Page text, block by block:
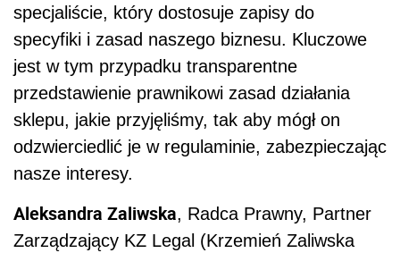
specjaliście, który dostosuje zapisy do
specyfiki i zasad naszego biznesu. Kluczowe
jest w tym przypadku transparentne
przedstawienie prawnikowi zasad działania
sklepu, jakie przyjęliśmy, tak aby mógł on
odzwierciedlić je w regulaminie, zabezpieczając
nasze interesy.
Aleksandra Zaliwska, Radca Prawny, Partner
Zarządzający KZ Legal (Krzemień Zaliwska